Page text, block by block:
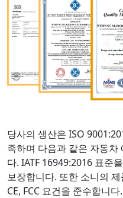
당사의 생산은 ISO
족하며 다음과 같은 자동차
다. IATF 16949:2016 표준
보장합니다. 또한 소니의
CE, FCC 요건을 준수합니다.